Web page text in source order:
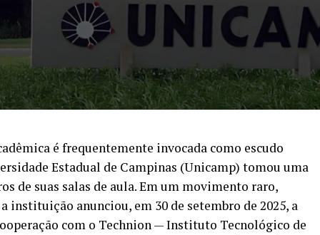
é frequentemente invocada como escudo
Estadual de Campinas (Unicamp) tomou uma
de suas salas de aula. Em um movimento raro,
instituição anunciou, em 30 de setembro de 2025, a
com o Technion — Instituto Tecnológico de